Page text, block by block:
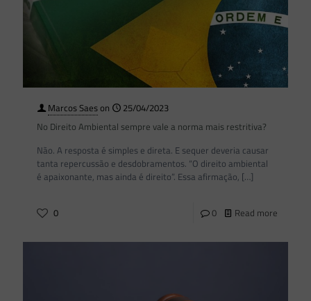
Marcos Saeson
25/04/2023
No Direito Ambiental sempre vale a norma mais restritiva?
Não. A resposta é simples e direta. E sequer deveria causar
tanta repercussão e desdobramentos. “O direito ambiental
é apaixonante, mas ainda é direito”. Essa afirmação, […]
0 0 Read more